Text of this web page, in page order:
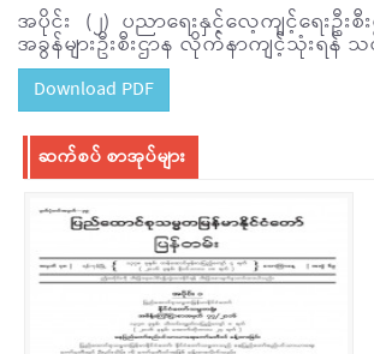
အပိုင်း (၂) ပညာရေးနှင့်လေ့ကျင့်ရေးဦးစီ
အခွန်များဦးစီးဌာန လိုက်နာကျင့်သုံးရန်
Download PDF
ဆက်စပ် စာအုပ်များ